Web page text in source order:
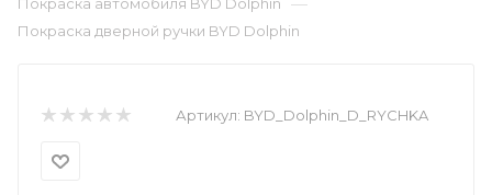
Покраска дверной ручки BYD Dolphin
Артикул: BYD_Dolphin_D_RYCHKA